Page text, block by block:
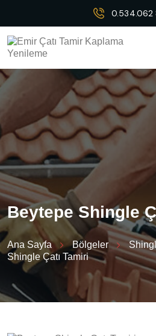
0.534.062
Beytepe Shingle Ç
Ana Sayfa Bölgeler
Shingle Çatı Tamiri